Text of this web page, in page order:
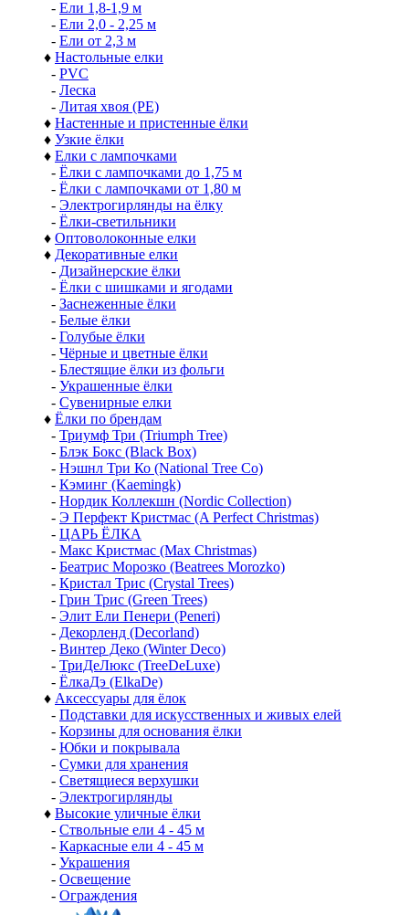
- Ели 1,8-1,9 м
- Ели 2,0 - 2,25 м
- Ели от 2,3 м
♦ Настольные елки
- PVC
- Леска
- Литая хвоя (РЕ)
♦ Настенные и пристенные ёлки
♦ Узкие ёлки
♦ Елки с лампочками
- Ёлки с лампочками до 1,75 м
- Ёлки с лампочками от 1,80 м
- Электрогирлянды на ёлку
- Ёлки-светильники
♦ Оптоволоконные елки
♦ Декоративные елки
- Дизайнерские ёлки
- Ёлки с шишками и ягодами
- Заснеженные ёлки
- Белые ёлки
- Голубые ёлки
- Чёрные и цветные ёлки
- Блестящие ёлки из фольги
- Украшенные ёлки
- Сувенирные елки
♦ Ёлки по брендам
- Триумф Три (Triumph Tree)
- Блэк Бокс (Black Box)
- Нэшнл Три Ко (National Tree Co)
- Кэминг (Kaemingk)
- Нордик Коллекшн (Nordic Collection)
- Э Перфект Кристмас (A Perfect Christmas)
- ЦАРЬ ЁЛКА
- Макс Кристмас (Max Christmas)
- Беатрис Морозко (Beatrees Morozko)
- Кристал Трис (Crystal Trees)
- Грин Трис (Green Trees)
- Элит Ели Пенери (Peneri)
- Декорленд (Decorland)
- Винтер Деко (Winter Deco)
- ТриДеЛюкс (TreeDeLuxe)
- ЁлкаДэ (ElkaDe)
♦ Аксессуары для ёлок
- Подставки для искусственных и живых елей
- Корзины для основания ёлки
- Юбки и покрывала
- Сумки для хранения
- Светящиеся верхушки
- Электрогирлянды
♦ Высокие уличные ёлки
- Ствольные ели 4 - 45 м
- Каркасные ели 4 - 45 м
- Украшения
- Освещение
- Ограждения